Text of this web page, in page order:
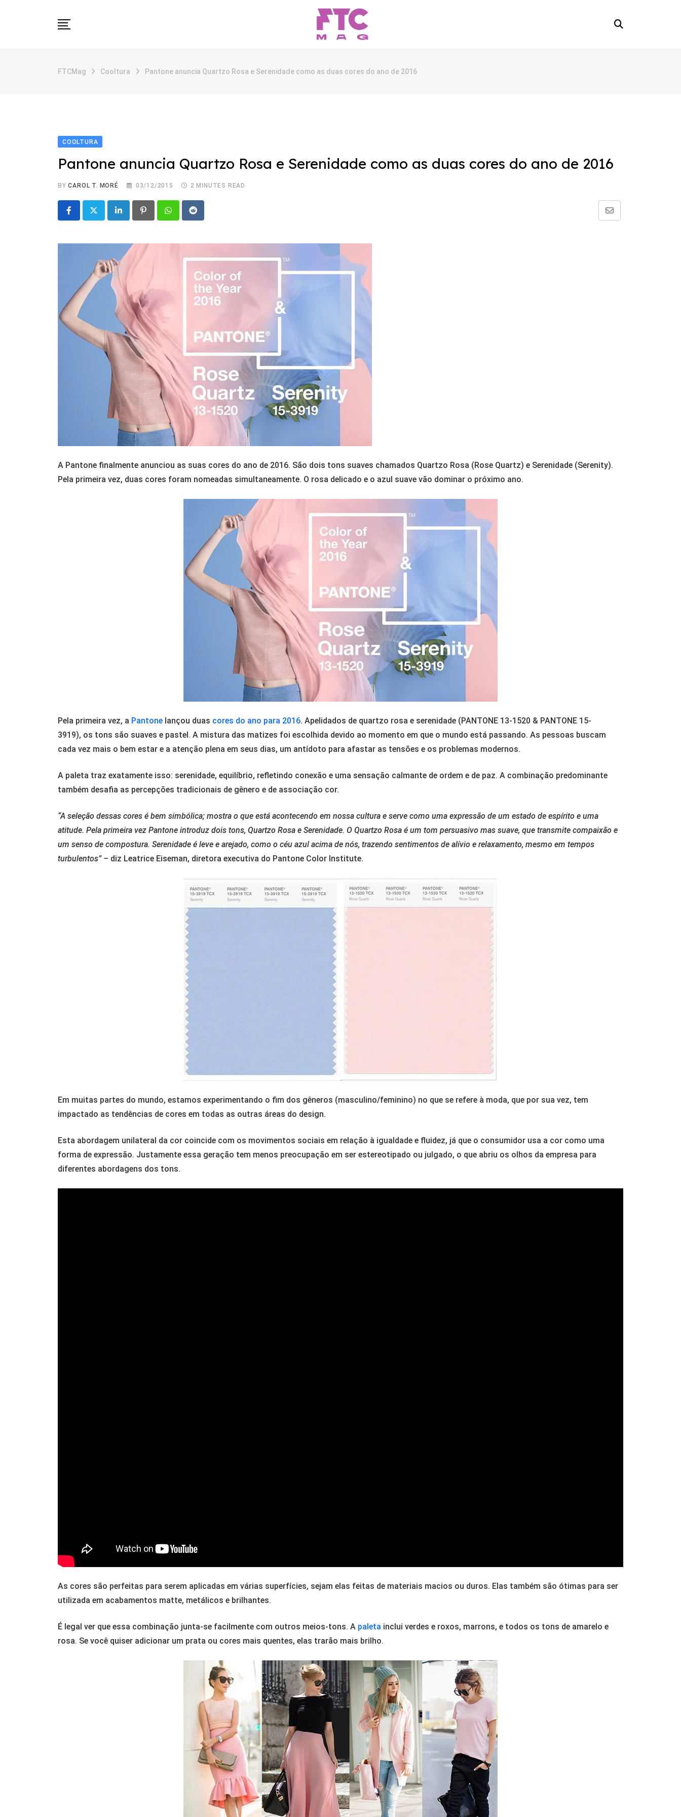
CATEGORIAS
FTCMag Cooltura Pantone anuncia Quartzo Rosa e Serenidade como as duas cores do ano de 2016
COOLTURA
Pantone anuncia Quartzo Rosa e Serenidade como as duas cores do ano de 2016
BYCAROL T. MORÉ 03/12/2015 2 MINUTES READ
LinkedIn PinterestWhatsappReddit
Share
A Pantone finalmente anunciou as suas cores do ano de 2016. São dois tons suaves chamados Quartzo Rosa (Rose Quartz) e Serenidade (Serenity).
Pela primeira vez, duas cores foram nomeadas simultaneamente. O rosa delicado e o azul suave vão dominar o próximo ano.
Pela primeira vez, a Pantone lançou duas cores do ano para 2016. Apelidados de quartzo rosa e serenidade (PANTONE 13-1520 & PANTONE 15-
3919), os tons são suaves e pastel. A mistura das matizes foi escolhida devido ao momento em que o mundo está passando. As pessoas buscam
cada vez mais o bem estar e a atenção plena em seus dias, um antídoto para afastar as tensões e os problemas modernos.
A paleta traz exatamente isso: serenidade, equilíbrio, refletindo conexão e uma sensação calmante de ordem e de paz. A combinação predominante
também desafia as percepções tradicionais de gênero e de associação cor.
“A seleção dessas cores é bem simbólica; mostra o que está acontecendo em nossa cultura e serve como uma expressão de um estado de espírito e uma
atitude. Pela primeira vez Pantone introduz dois tons, Quartzo Rosa e Serenidade. O Quartzo Rosa é um tom persuasivo mas suave, que transmite compaixão e
um senso de compostura. Serenidade é leve e arejado, como o céu azul acima de nós, trazendo sentimentos de alívio e relaxamento, mesmo em tempos
turbulentos” – diz Leatrice Eiseman, diretora executiva do Pantone Color Institute.
Em muitas partes do mundo, estamos experimentando o fim dos gêneros (masculino/feminino) no que se refere à moda, que por sua vez, tem
impactado as tendências de cores em todas as outras áreas do design.
Esta abordagem unilateral da cor coincide com os movimentos sociais em relação à igualdade e fluidez, já que o consumidor usa a cor como uma
forma de expressão. Justamente essa geração tem menos preocupação em ser estereotipado ou julgado, o que abriu os olhos da empresa para
diferentes abordagens dos tons.
As cores são perfeitas para serem aplicadas em várias superfícies, sejam elas feitas de materiais macios ou duros. Elas também são ótimas para ser
utilizada em acabamentos matte, metálicos e brilhantes.
É legal ver que essa combinação junta-se facilmente com outros meios-tons. A paleta inclui verdes e roxos, marrons, e todos os tons de amarelo e
rosa. Se você quiser adicionar um prata ou cores mais quentes, elas trarão mais brilho.